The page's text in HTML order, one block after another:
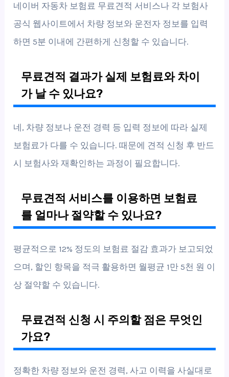
네이버 자동차 보험료 무료견적 서비스나 각 보험사
공식 웹사이트에서 차량 정보와 운전자 정보를 입력
하면 5분 이내에 간편하게 신청할 수 있습니다.
무료견적 결과가 실제 보험료와 차이
가 날 수 있나요?
네, 차량 정보나 운전 경력 등 입력 정보에 따라 실제
보험료가 다를 수 있습니다. 때문에 견적 신청 후 반드
시 보험사와 재확인하는 과정이 필요합니다.
무료견적 서비스를 이용하면 보험료
를 얼마나 절약할 수 있나요?
평균적으로 12% 정도의 보험료 절감 효과가 보고되었
으며, 할인 항목을 적극 활용하면 월평균 1만 5천 원 이
상 절약할 수 있습니다.
무료견적 신청 시 주의할 점은 무엇인
가요?
정확한 차량 정보와 운전 경력, 사고 이력을 사실대로